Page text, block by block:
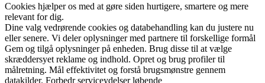
Cookies hjælper os med at gøre siden hurtigere, smartere og mere
relevant for dig.
Dine valg vedrørende cookies og databehandling kan du justere nu
eller senere. Vi deler oplysninger med partnere til forskellige formål
Gem og tilgå oplysninger på enheden. Brug disse til at vælge
skræddersyet reklame og indhold. Opret og brug profiler til
målretning. Mål effektivitet og forstå brugsmønstre gennem
datakilder. Forbedr serviceydelser løbende